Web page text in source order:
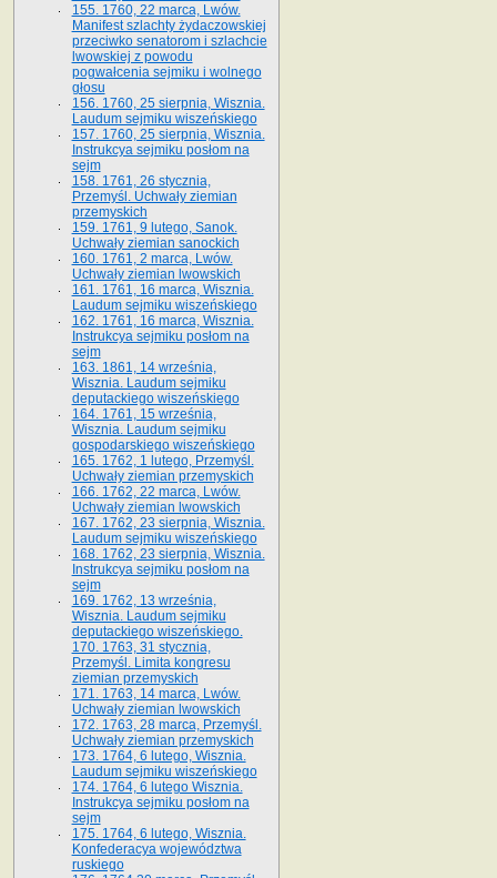
155. 1760, 22 marca, Lwów.
Manifest szlachty żydaczowskiej
przeciwko senatorom i szlachcie
lwowskiej z po­wodu
pogwałcenia sejmiku i wolnego
głosu
156. 1760, 25 sierpnia, Wisznia.
Laudum sejmiku wiszeńskiego
157. 1760, 25 sierpnia, Wisznia.
Instrukcya sejmiku posłom na
sejm
158. 1761, 26 stycznia,
Przemyśl. Uchwały ziemian
przemyskich
159. 1761, 9 lutego, Sanok.
Uchwały ziemian sanockich
160. 1761, 2 marca, Lwów.
Uchwały ziemian lwowskich
161. 1761, 16 marca, Wisznia.
Laudum sejmiku wiszeńskiego
162. 1761, 16 marca, Wisznia.
Instrukcya sejmiku posłom na
sejm
163. 1861, 14 września,
Wisznia. Laudum sejmiku
deputackiego wiszeńskiego
164. 1761, 15 września,
Wisznia. Laudum sejmiku
gospodarskiego wiszeńskiego
165. 1762, 1 lutego, Przemyśl.
Uchwały ziemian przemyskich
166. 1762, 22 marca, Lwów.
Uchwały ziemian lwowskich
167. 1762, 23 sierpnia, Wisznia.
Laudum sejmiku wiszeńskiego
168. 1762, 23 sierpnia, Wisznia.
Instrukcya sejmiku posłom na
sejm
169. 1762, 13 września,
Wisznia. Laudum sejmiku
deputackiego wiszeńskiego.
170. 1763, 31 stycznia,
Przemyśl. Limita kongresu
ziemian przemyskich
171. 1763, 14 marca, Lwów.
Uchwały ziemian lwowskich
172. 1763, 28 marca, Przemyśl.
Uchwały ziemian przemyskich
173. 1764, 6 lutego, Wisznia.
Laudum sejmiku wiszeńskiego
174. 1764, 6 lutego Wisznia.
Instrukcya sejmiku posłom na
sejm
175. 1764, 6 lutego, Wisznia.
Konfederacya województwa
ruskiego